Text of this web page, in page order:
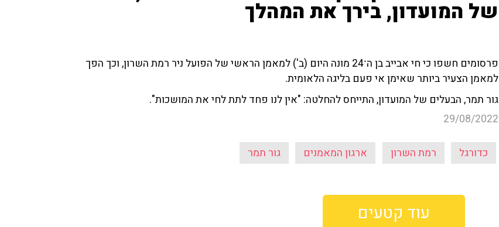
של המועדון, בירך את המהלך
פרסומים חשפו כי חי אבייב בן ה־24 מונה היום (ב') למאמן הראשי של הפועל ניר רמת השרון, וכך הפך
למאמן הצעיר ביותר שאימן אי פעם בליגה הלאומית.
גור תמר, הבעלים של המועדון, התייחס להחלטה: "אין לנו פחד לתת לחי את המושכות".
29/08/2022
כדורגל רמת השרון ארגון המאמנים גור תמר
עוד קטעים